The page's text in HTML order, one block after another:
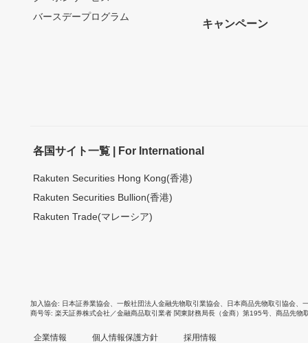
バースデープログラム
キャンペーン
各国サイト一覧 | For International
Rakuten Securities Hong Kong(香港)
Rakuten Securities Bullion(香港)
Rakuten Trade(マレーシア)
加入協会 日本証券業協会 一般社団法人金融先物取引業協会 日本商品先物取引協会
商号等 楽天証券株式会社／金融商品取引業者 関東財務局長（金商）第195号、商品先物
企業情報 個人情報保護方針 採用情報